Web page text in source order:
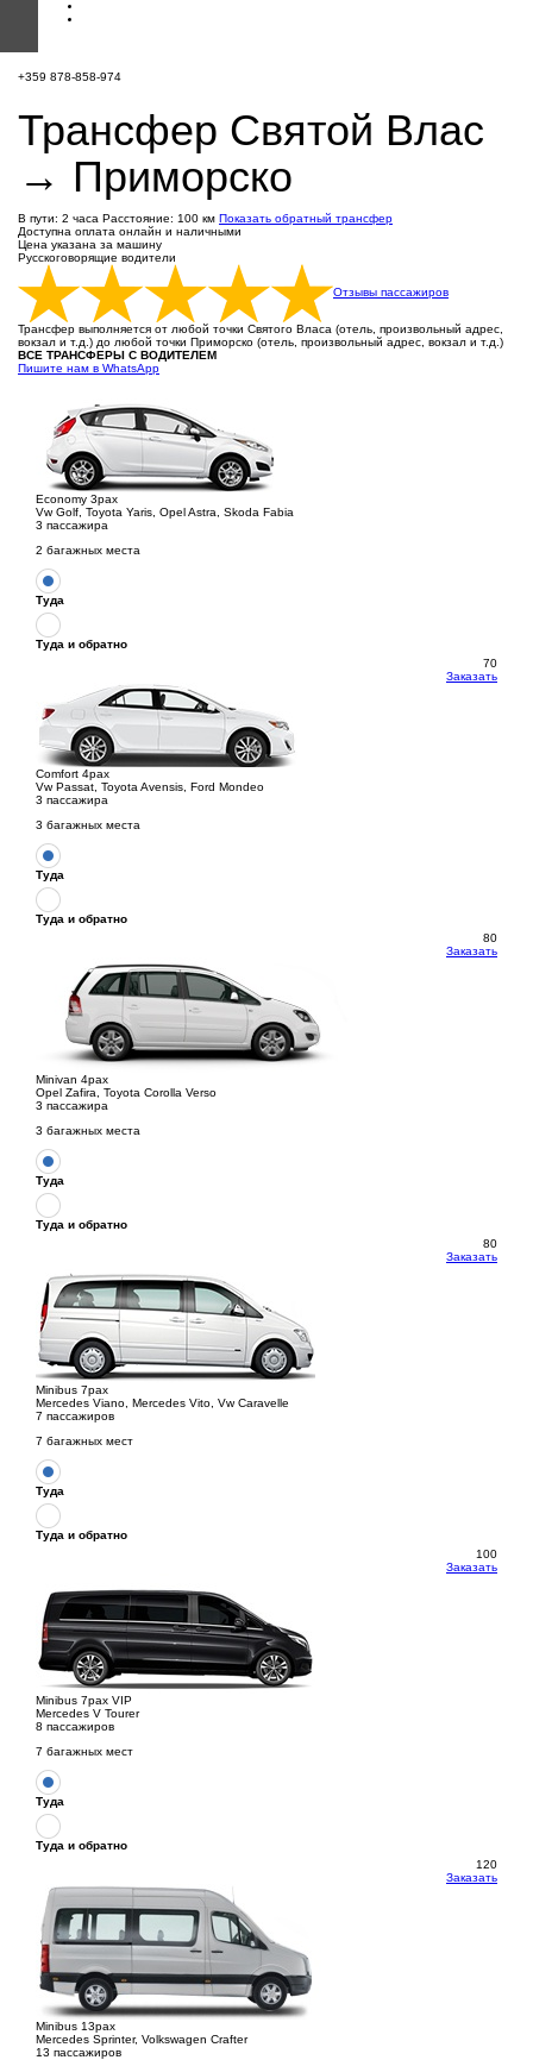
+359 878-858-974
Трансфер Святой Влас
→ Приморско
В пути: 2 часа Расстояние: 100 км Показать обратный трансфер
Доступна оплата онлайн и наличными
Цена указана за машину
Русскоговорящие водители
Отзывы пассажиров
Трансфер выполняется от любой точки Святого Власа (отель, произвольный адрес,
вокзал и т.д.) до любой точки Приморско (отель, произвольный адрес, вокзал и т.д.)
ВСЕ ТРАНСФЕРЫ С ВОДИТЕЛЕМ
Пишите нам в WhatsApp
Economy 3pax
Vw Golf, Toyota Yaris, Opel Astra, Skoda Fabia
3 пассажира
2 багажных места
Туда
Туда и обратно
70
Заказать
Comfort 4pax
Vw Passat, Toyota Avensis, Ford Mondeo
3 пассажира
3 багажных места
Туда
Туда и обратно
80
Заказать
Minivan 4pax
Opel Zafira, Toyota Corolla Verso
3 пассажира
3 багажных места
Туда
Туда и обратно
80
Заказать
Minibus 7pax
Mercedes Viano, Mercedes Vito, Vw Caravelle
7 пассажиров
7 багажных мест
Туда
Туда и обратно
100
Заказать
Minibus 7pax VIP
Mercedes V Tourer
8 пассажиров
7 багажных мест
Туда
Туда и обратно
120
Заказать
Minibus 13pax
Mercedes Sprinter, Volkswagen Crafter
13 пассажиров